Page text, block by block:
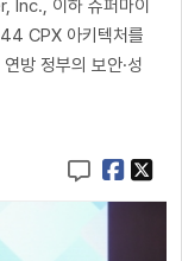
이하 슈퍼마이
CPX 아키텍처를
방 정부의 보안·성